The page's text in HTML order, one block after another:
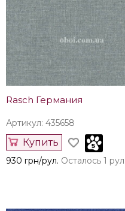
Rasch Германия
Артикул: 435658
Купить
930 грн/рул. Осталось 1